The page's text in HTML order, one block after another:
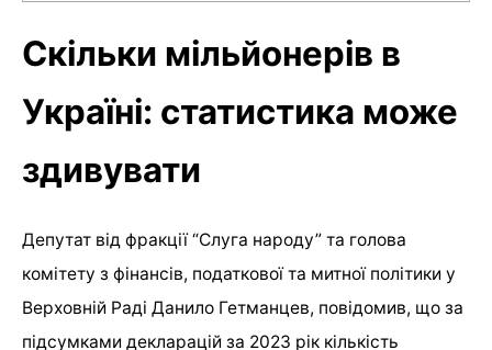
Скільки мільйонерів в
Україні: статистика може
здивувати
Депутат від фракції “Слуга народу” та голова
комітету з фінансів, податкової та митної політики у
Верховній Раді Данило Гетманцев, повідомив, що за
підсумками декларацій за 2023 рік кількість